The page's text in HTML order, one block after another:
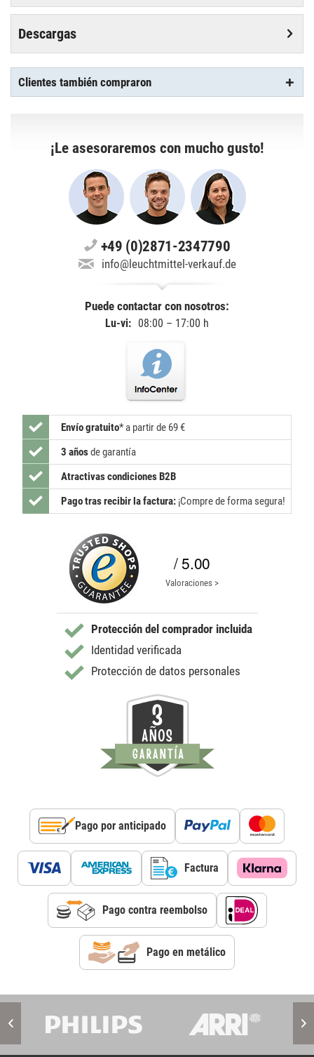
Descargas
Clientes también compraron
¡Le asesoraremos con mucho gusto!
+49 (0)2871-2347790
info@leuchtmittel-verkauf.de
Puede contactar con nosotros:
Lu-vi: 08:00 – 17:00 h
Envío gratuito* a partir de 69 €
3 añosde garantía
Atractivas condiciones B2B
Pago tras recibir la factura: ¡Compre de forma segura!
/ 5.00
Valoraciones >
Protección del comprador incluida
Identidad verificada
Protección de datos personales
Pago por anticipado
Factura
Pago contra reembolso
Pago en metálico